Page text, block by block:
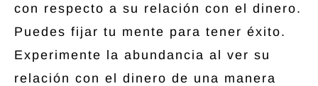
con respecto a su relación con el dinero.
Puedes fijar tu mente para tener éxito.
Experimente la abundancia al ver su
relación con el dinero de una manera